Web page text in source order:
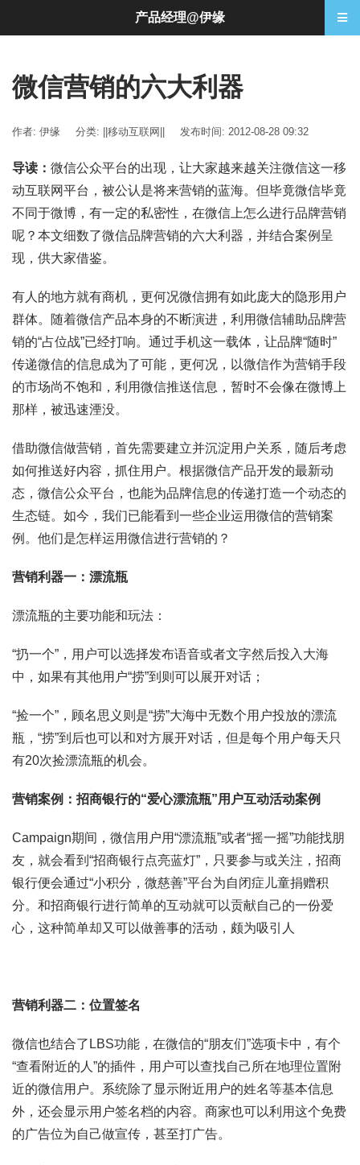
微信营销的六大利器
作者: 伊缘 分类: ||移动互联网|| 发布时间: 2012-08-28 09:32
导读： 微信公众平台的出现，让大家越来越关注微信这一移
动互联网平台，被公认是将来营销的蓝海。但毕竟微信毕竟
不同于微博，有一定的私密性，在微信上怎么进行品牌营销
呢？本文细数了微信品牌营销的六大利器，并结合案例呈
现，供大家借鉴。
有人的地方就有商机，更何况微信拥有如此庞大的隐形用户
群体。随着微信产品本身的不断演进，利用微信辅助品牌营
销的“占位战”已经打响。通过手机这一载体，让品牌“随时”
传递微信的信息成为了可能，更何况，以微信作为营销手段
的市场尚不饱和，利用微信推送信息，暂时不会像在微博上
那样，被迅速湮没。
借助微信做营销，首先需要建立并沉淀用户关系，随后考虑
如何推送好内容，抓住用户。根据微信产品开发的最新动
态，微信公众平台，也能为品牌信息的传递打造一个动态的
生态链。如今，我们已能看到一些企业运用微信的营销案
例。他们是怎样运用微信进行营销的？
营销利器一：漂流瓶
漂流瓶的主要功能和玩法：
“扔一个”，用户可以选择发布语音或者文字然后投入大海
中，如果有其他用户“捞”到则可以展开对话；
“捡一个”，顾名思义则是“捞”大海中无数个用户投放的漂流
瓶，“捞”到后也可以和对方展开对话，但是每个用户每天只
有20次捡漂流瓶的机会。
营销案例：招商银行的“爱心漂流瓶”用户互动活动案例
Campaign期间，微信用户用“漂流瓶”或者“摇一摇”功能找朋
友，就会看到“招商银行点亮蓝灯”，只要参与或关注，招商
银行便会通过“小积分，微慈善”平台为自闭症儿童捐赠积
分。和招商银行进行简单的互动就可以贡献自己的一份爱
心，这种简单却又可以做善事的活动，颇为吸引人
营销利器二：位置签名
微信也结合了LBS功能，在微信的“朋友们”选项卡中，有个
“查看附近的人”的插件，用户可以查找自己所在地理位置附
近的微信用户。系统除了显示附近用户的姓名等基本信息
外，还会显示用户签名档的内容。商家也可以利用这个免费
的广告位为自己做宣传，甚至打广告。
产品经理@伊缘